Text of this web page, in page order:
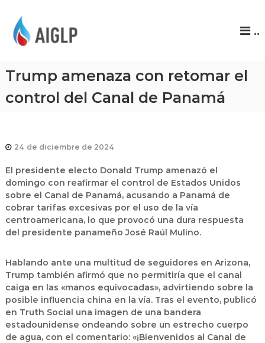
P
..
Trump amenaza con retomar el
control del Canal de Panamá
24 de diciembre de 2024
El presidente electo Donald Trump amenazó el
domingo con reafirmar el control de Estados Unidos
sobre el Canal de Panamá, acusando a Panamá de
cobrar tarifas excesivas por el uso de la vía
centroamericana, lo que provocó una dura respuesta
del presidente panameño José Raúl Mulino.
Hablando ante una multitud de seguidores en Arizona,
Trump también afirmó que no permitiría que el canal
caiga en las «manos equivocadas», advirtiendo sobre la
posible influencia china en la vía. Tras el evento, publicó
en Truth Social una imagen de una bandera
estadounidense ondeando sobre un estrecho cuerpo
de agua, con el comentario: «¡Bienvenidos al Canal de